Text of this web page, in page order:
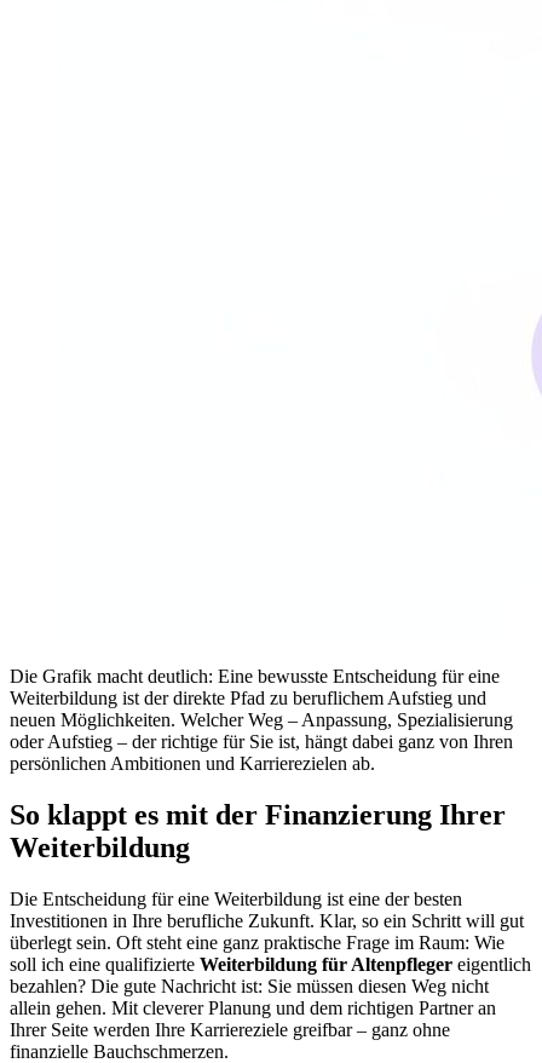
Die Grafik macht deutlich: Eine bewusste Entscheidung für eine
Weiterbildung ist der direkte Pfad zu beruflichem Aufstieg und
neuen Möglichkeiten. Welcher Weg – Anpassung, Spezialisierung
oder Aufstieg – der richtige für Sie ist, hängt dabei ganz von Ihren
persönlichen Ambitionen und Karrierezielen ab.
So klappt es mit der Finanzierung Ihrer
Weiterbildung
Die Entscheidung für eine Weiterbildung ist eine der besten
Investitionen in Ihre berufliche Zukunft. Klar, so ein Schritt will gut
überlegt sein. Oft steht eine ganz praktische Frage im Raum: Wie
soll ich eine qualifizierte Weiterbildung für Altenpfleger eigentlich
bezahlen? Die gute Nachricht ist: Sie müssen diesen Weg nicht
allein gehen. Mit cleverer Planung und dem richtigen Partner an
Ihrer Seite werden Ihre Karriereziele greifbar – ganz ohne
finanzielle Bauchschmerzen.